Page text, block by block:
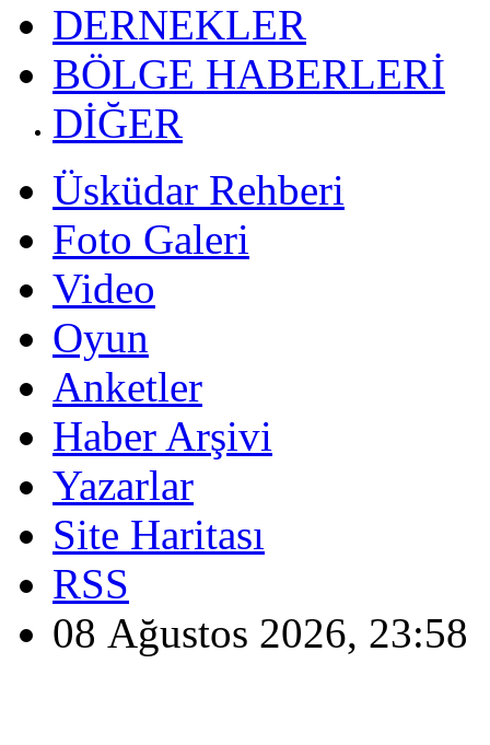
DERNEKLER
BÖLGE HABERLERİ
DİĞER
Üsküdar Rehberi
Foto Galeri
Video
Oyun
Anketler
Haber Arşivi
Yazarlar
Site Haritası
RSS
08 Ağustos 2026, 23:58